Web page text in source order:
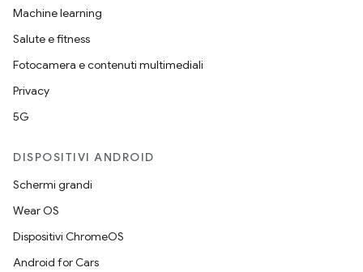
Machine learning
Salute e fitness
Fotocamera e contenuti multimediali
Privacy
5G
DISPOSITIVI ANDROID
Schermi grandi
Wear OS
Dispositivi ChromeOS
Android for Cars